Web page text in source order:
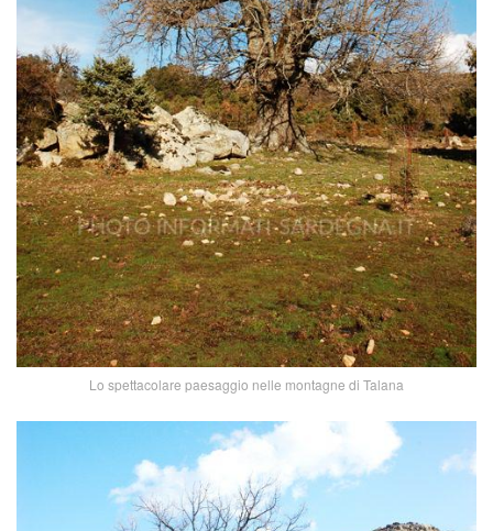
Lo spettacolare paesaggio nelle montagne di Talana